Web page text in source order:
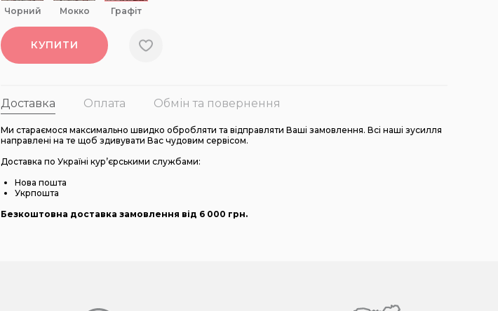
чорний мокко графіт
КУПИТИ
Доставка Оплата Обмін та повернення
Ми стараємося максимально швидко обробляти та відправляти Ваші замовлення. Всі наші зусилля
направлені на те щоб здивувати Вас чудовим сервісом.
Доставка по Україні кур’єрськими службами:
Нова пошта
Укрпошта
Безкоштовна доставка замовлення від 6 000 грн.